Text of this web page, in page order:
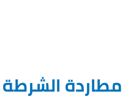
مطاردة الشرطة